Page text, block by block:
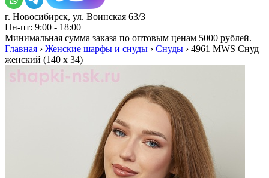
г. Новосибирск, ул. Воинская 63/3
Пн-пт: 9:00 - 18:00
Минимальная сумма заказа по оптовым ценам 5000 рублей.
Главная › Женские шарфы и снуды › Снуды › 4961 MWS Снуд
женский (140 х 34)